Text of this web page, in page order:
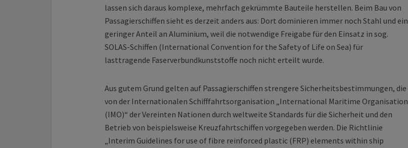
lassen sich daraus komplexe, mehrfach gekrümmte Bauteile herstellen. Beim Bau von
Passagierschiffen sieht es derzeit anders aus: Dort dominieren immer noch Stahl und ein
geringer Anteil an Aluminium, weil die notwendige Freigabe für den Einsatz in sog.
SOLAS-Schiffen (International Convention for the Safety of Life on Sea) für
lasttragende Faserverbundkunststoffe noch nicht erteilt wurde.
Aus gutem Grund gelten auf Passagierschiffen strengere Sicherheitsbestimmungen, die
von der Internationalen Schifffahrtsorganisation „International Maritime Organisation
(IMO)“ der Vereinten Nationen durch weltweite Standards für die Sicherheit und den
Betrieb von beispielsweise Kreuzfahrtschiffen vorgegeben werden. Die Richtlinie
„Interim Guidelines for use of fibre reinforced plastic (FRP) elements within ship